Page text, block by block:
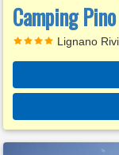
Camping
Lignano